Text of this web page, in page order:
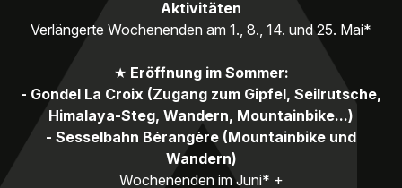
Aktivitäten
Verlängerte Wochenenden am 1., 8., 14. und 25. Mai*
★ Eröffnung im Sommer:
- Gondel La Croix (Zugang zum Gipfel, Seilrutsche,
Himalaya-Steg, Wandern, Mountainbike...)
- Sesselbahn Bérangère (Mountainbike und
Wandern)
Wochenenden im Juni* +